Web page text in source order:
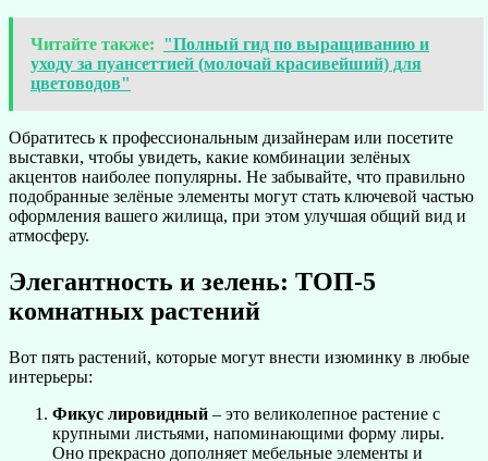
Читайте также: "Полный гид по выращиванию и
уходу за пуансеттией (молочай красивейший) для
цветоводов"
Обратитесь к профессиональным дизайнерам или посетите
выставки, чтобы увидеть, какие комбинации зелёных
акцентов наиболее популярны. Не забывайте, что правильно
подобранные зелёные элементы могут стать ключевой частью
оформления вашего жилища, при этом улучшая общий вид и
атмосферу.
Элегантность и зелень: ТОП-5
комнатных растений
Вот пять растений, которые могут внести изюминку в любые
интерьеры:
Фикус лировидный – это великолепное растение с
крупными листьями, напоминающими форму лиры.
Оно прекрасно дополняет мебельные элементы и